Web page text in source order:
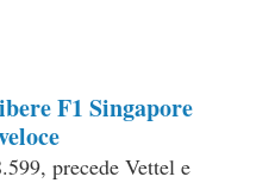
F1 Singapore
precede Vettel e